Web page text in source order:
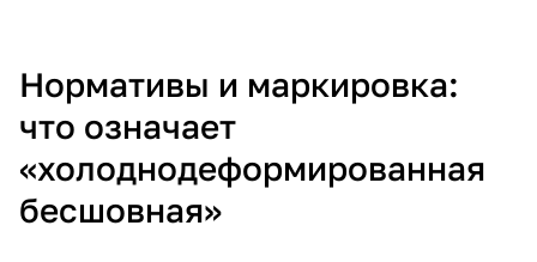
Нормативы и маркировка:
что означает
«холоднодеформированная
бесшовная»